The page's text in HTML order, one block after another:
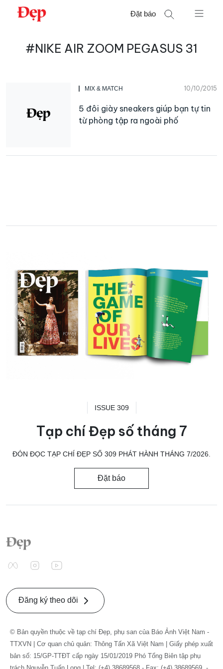
Chuyển
Đặt báo
kiếm#NIKE AIR ZOOM PEGASUS 31
MIX & MATCH 10/10/2015
5 đôi giày sneakers giúp bạn tự tin
từ phòng tập ra ngoài phố
ISSUE 309
Tạp chí Đẹp số tháng 7
ĐÓN ĐỌC TẠP CHÍ ĐẸP SỐ 309 PHÁT HÀNH THÁNG 7/2026.
Đặt báo
Đăng ký theo dõi
© Bản quyền thuộc về tạp chí Đẹp, phụ san của Báo Ảnh Việt Nam -
TTXVN | Cơ quan chủ quản: Thông Tấn Xã Việt Nam | Giấy phép xuất
bản số: 15/GP-TTĐT cấp ngày 15/01/2019 Phó Tổng Biên tập phụ